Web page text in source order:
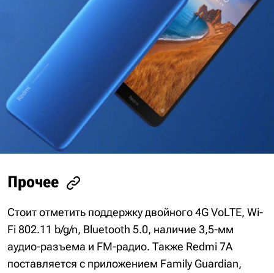
Прочее
Стоит отметить поддержку двойного 4G VoLTE, Wi-
Fi 802.11 b/g/n, Bluetooth 5.0, наличие 3,5-мм
аудио-разъема и FM-радио. Также Redmi 7A
поставляется с приложением Family Guardian,